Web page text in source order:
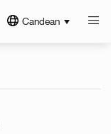
Candean